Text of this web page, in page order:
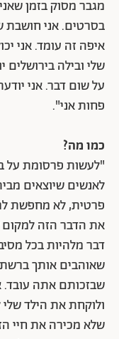
מגבר מסוק בזמן
בסרטים. אני חושבת
איפה זה עומד. אני
שלי ובילה
על שום דבר. אני
פחות אני".
כמו מה?
"לעשות פרסומת על
לאנשים שיוצאים
פרטית, לא מחפשת
את הדבר הזה
דבר מלהיות בכל
שאוהבים אותך
שבזכותם אתה
ולוקחת את הילד
שלא מכירה את חיי